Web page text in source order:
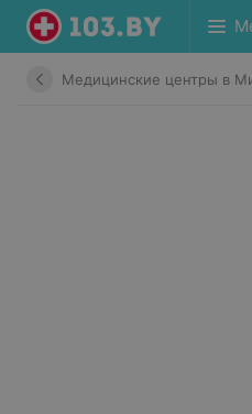
Медицинские центры в